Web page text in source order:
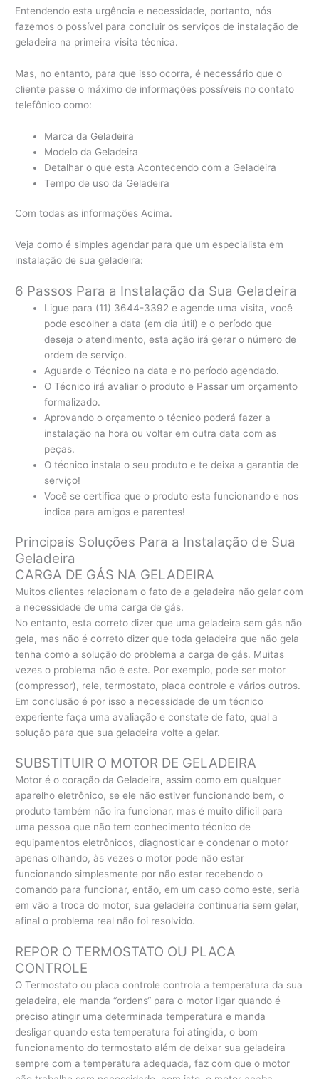
Entendendo esta urgência e necessidade, portanto, nós
fazemos o possível para concluir os serviços de instalação de
geladeira na primeira visita técnica.
Mas, no entanto, para que isso ocorra, é necessário que o
cliente passe o máximo de informações possíveis no contato
telefônico como:
Marca da Geladeira
Modelo da Geladeira
Detalhar o que esta Acontecendo com a Geladeira
Tempo de uso da Geladeira
Com todas as informações Acima.
Veja como é simples agendar para que um especialista em
instalação de sua geladeira:
6 Passos Para a Instalação da Sua Geladeira
Ligue para (11) 3644-3392 e agende uma visita, você
pode escolher a data (em dia útil) e o período que
deseja o atendimento, esta ação irá gerar o número de
ordem de serviço.
Aguarde o Técnico na data e no período agendado.
O Técnico irá avaliar o produto e Passar um orçamento
formalizado.
Aprovando o orçamento o técnico poderá fazer a
instalação na hora ou voltar em outra data com as
peças.
O técnico instala o seu produto e te deixa a garantia de
serviço!
Você se certifica que o produto esta funcionando e nos
indica para amigos e parentes!
Principais Soluções Para a Instalação de Sua
Geladeira
CARGA DE GÁS NA GELADEIRA
Muitos clientes relacionam o fato de a geladeira não gelar com
a necessidade de uma carga de gás.
No entanto, esta correto dizer que uma geladeira sem gás não
gela, mas não é correto dizer que toda geladeira que não gela
tenha como a solução do problema a carga de gás. Muitas
vezes o problema não é este. Por exemplo, pode ser motor
(compressor), rele, termostato, placa controle e vários outros.
Em conclusão é por isso a necessidade de um técnico
experiente faça uma avaliação e constate de fato, qual a
solução para que sua geladeira volte a gelar.
SUBSTITUIR O MOTOR DE GELADEIRA
Motor é o coração da Geladeira, assim como em qualquer
aparelho eletrônico, se ele não estiver funcionando bem, o
produto também não ira funcionar, mas é muito difícil para
uma pessoa que não tem conhecimento técnico de
equipamentos eletrônicos, diagnosticar e condenar o motor
apenas olhando, às vezes o motor pode não estar
funcionando simplesmente por não estar recebendo o
comando para funcionar, então, em um caso como este, seria
em vão a troca do motor, sua geladeira continuaria sem gelar,
afinal o problema real não foi resolvido.
REPOR O TERMOSTATO OU PLACA
CONTROLE
O Termostato ou placa controle controla a temperatura da sua
geladeira, ele manda “ordens“ para o motor ligar quando é
preciso atingir uma determinada temperatura e manda
desligar quando esta temperatura foi atingida, o bom
funcionamento do termostato além de deixar sua geladeira
sempre com a temperatura adequada, faz com que o motor